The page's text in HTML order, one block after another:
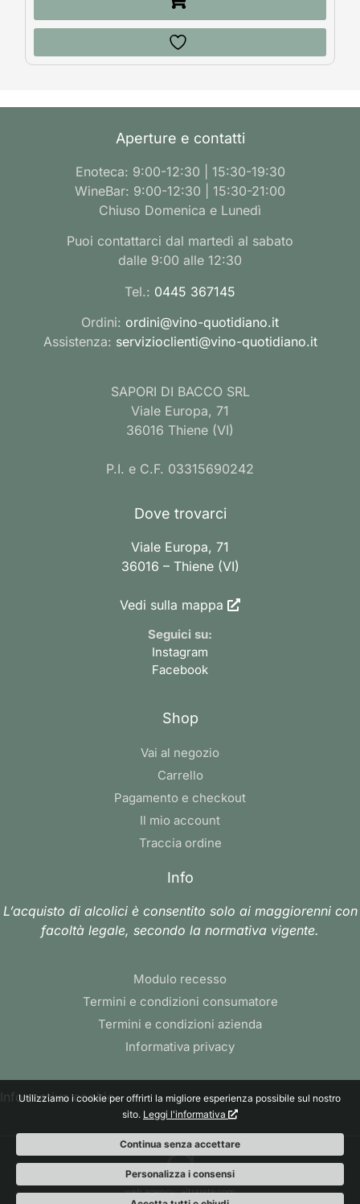
Aperture e contatti
Enoteca: 9:00-12:30 | 15:30-19:30
WineBar: 9:00-12:30 | 15:30-21:00
Chiuso Domenica e Lunedì
Puoi contattarci dal martedì al sabato
dalle 9:00 alle 12:30
Tel.: 0445 367145
Ordini: ordini@vino-quotidiano.it
Assistenza: servizioclienti@vino-quotidiano.it
SAPORI DI BACCO SRL
Viale Europa, 71
36016 Thiene (VI)
P.I. e C.F. 03315690242
Dove trovarci
Viale Europa, 71
36016 – Thiene (VI)
Vedi sulla mappa
Seguici su:
Instagram
Facebook
Shop
Vai al negozio
Carrello
Pagamento e checkout
Il mio account
Traccia ordine
Info
L’acquisto di alcolici è consentito solo ai maggiorenni con
facoltà legale, secondo la normativa vigente.
Modulo recesso
Termini e condizioni consumatore
Termini e condizioni azienda
Informativa privacy
Informativa cookie
web agency: altrarete.com
Utilizziamo i cookie per offrirti la migliore esperienza possibile sul nostro
sito. Leggi l'informativa
Continua senza accettare
Personalizza i consensi